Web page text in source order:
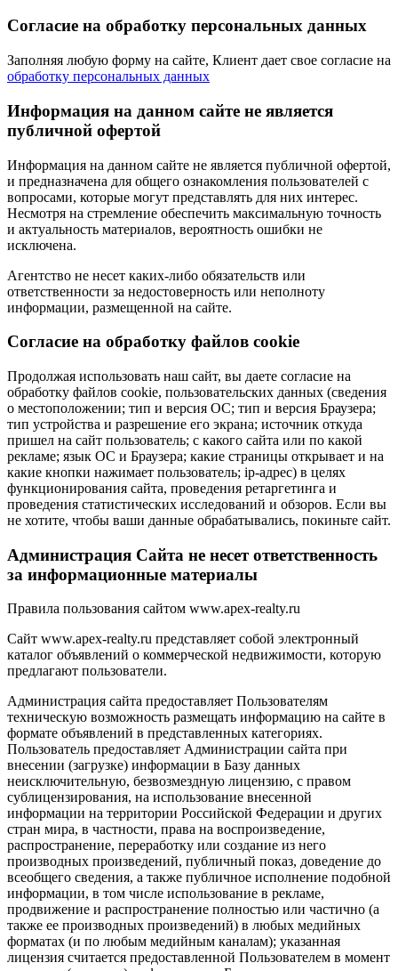
Согласие на обработку персональных данных
Заполняя любую форму на сайте, Клиент дает свое согласие на
обработку персональных данных
Информация на данном сайте не является
публичной офертой
Информация на данном сайте не является публичной офертой,
и предназначена для общего ознакомления пользователей с
вопросами, которые могут представлять для них интерес.
Несмотря на стремление обеспечить максимальную точность
и актуальность материалов, вероятность ошибки не
исключена.
Агентство не несет каких-либо обязательств или
ответственности за недостоверность или неполноту
информации, размещенной на сайте.
Cогласие на обработку файлов cookie
Продолжая использовать наш сайт, вы даете согласие на
обработку файлов cookie, пользовательских данных (сведения
о местоположении; тип и версия ОС; тип и версия Браузера;
тип устройства и разрешение его экрана; источник откуда
пришел на сайт пользователь; с какого сайта или по какой
рекламе; язык ОС и Браузера; какие страницы открывает и на
какие кнопки нажимает пользователь; ip-адрес) в целях
функционирования сайта, проведения ретаргетинга и
проведения статистических исследований и обзоров. Если вы
не хотите, чтобы ваши данные обрабатывались, покиньте сайт.
Администрация Сайта не несет ответственность
за информационные материалы
Правила пользования сайтом www.apex-realty.ru
Сайт www.apex-realty.ru представляет собой электронный
каталог объявлений о коммерческой недвижимости, которую
предлагают пользователи.
Администрация сайта предоставляет Пользователям
техническую возможность размещать информацию на сайте в
формате объявлений в представленных категориях.
Пользователь предоставляет Администрации сайта при
внесении (загрузке) информации в Базу данных
неисключительную, безвозмездную лицензию, с правом
сублицензирования, на использование внесенной
информации на территории Российской Федерации и других
стран мира, в частности, права на воспроизведение,
распространение, переработку или создание из него
производных произведений, публичный показ, доведение до
всеобщего сведения, а также публичное исполнение подобной
информации, в том числе использование в рекламе,
продвижение и распространение полностью или частично (а
также ее производных произведений) в любых медийных
форматах (и по любым медийным каналам); указанная
лицензия считается предоставленной Пользователем в момент